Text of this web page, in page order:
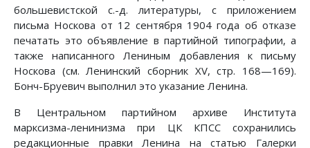
большевистской с.-д. литературы, с приложением
письма Носкова от 12 сентября 1904 года об отказе
печатать это объявление в партийной типографии, а
также написанного Лениным добавления к письму
Носкова (см. Ленинский сборник XV, стр. 168—169).
Бонч-Бруевич выполнил это указание Ленина.
В Центральном партийном архиве Института
марксизма-ленинизма при ЦК КПСС сохранились
редакционные правки Ленина на статью Галерки